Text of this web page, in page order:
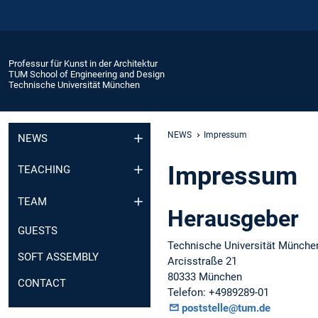
Professur für Kunst in der Architektur
TUM School of Engineering and Design
Technische Universität München
NEWS
TEACHING
TEAM
GUESTS
SOFT ASSEMBLY
CONTACT
NEWS Impressum
Impressum
Herausgeber
Technische Universität
Arcisstraße 21
80333 München
Telefon: +4989289-01
poststelle@tum.de